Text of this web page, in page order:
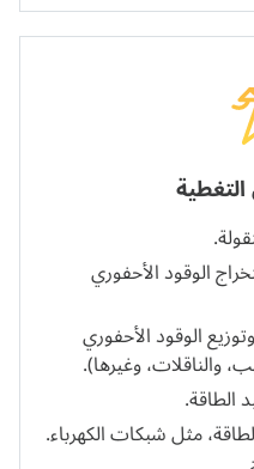
الوقود الأحفوري
الوقود الأحفوري
والناقلات، وغيرها).
الطاقة.
مثل شبكات الكهرباء.